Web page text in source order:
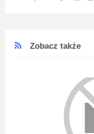
Zobacz także